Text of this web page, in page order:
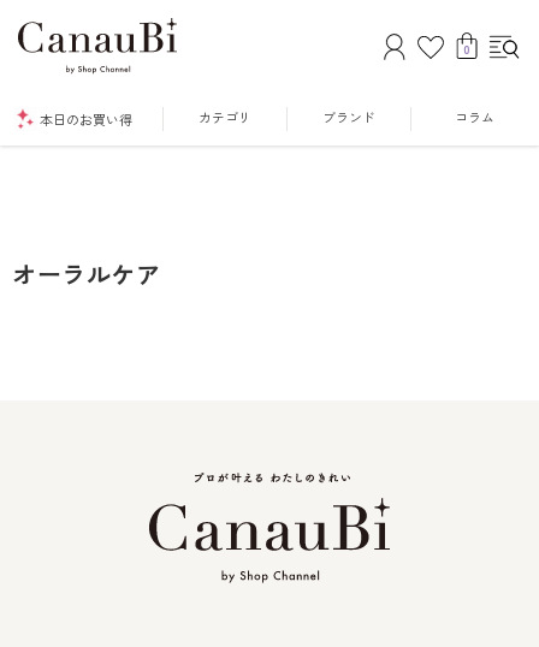
0
本日のお買い得 カテゴリ ブランド コラム
オーラルケア